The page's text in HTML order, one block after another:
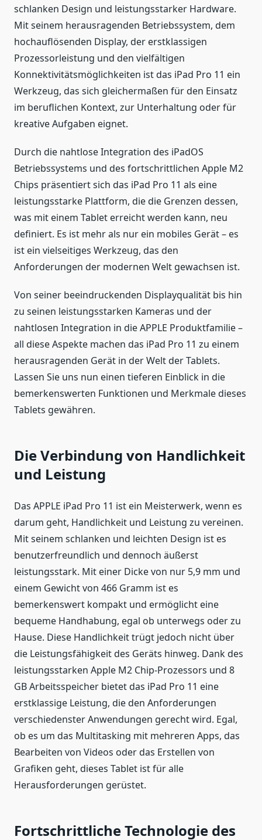
schlanken Design und leistungsstarker Hardware.
Mit seinem herausragenden Betriebssystem, dem
hochauflösenden Display, der erstklassigen
Prozessorleistung und den vielfältigen
Konnektivitätsmöglichkeiten ist das iPad Pro 11 ein
Werkzeug, das sich gleichermaßen für den Einsatz
im beruflichen Kontext, zur Unterhaltung oder für
kreative Aufgaben eignet.
Durch die nahtlose Integration des iPadOS
Betriebssystems und des fortschrittlichen Apple M2
Chips präsentiert sich das iPad Pro 11 als eine
leistungsstarke Plattform, die die Grenzen dessen,
was mit einem Tablet erreicht werden kann, neu
definiert. Es ist mehr als nur ein mobiles Gerät – es
ist ein vielseitiges Werkzeug, das den
Anforderungen der modernen Welt gewachsen ist.
Von seiner beeindruckenden Displayqualität bis hin
zu seinen leistungsstarken Kameras und der
nahtlosen Integration in die APPLE Produktfamilie –
all diese Aspekte machen das iPad Pro 11 zu einem
herausragenden Gerät in der Welt der Tablets.
Lassen Sie uns nun einen tieferen Einblick in die
bemerkenswerten Funktionen und Merkmale dieses
Tablets gewähren.
Die Verbindung von Handlichkeit
und Leistung
Das APPLE iPad Pro 11 ist ein Meisterwerk, wenn es
darum geht, Handlichkeit und Leistung zu vereinen.
Mit seinem schlanken und leichten Design ist es
benutzerfreundlich und dennoch äußerst
leistungsstark. Mit einer Dicke von nur 5,9 mm und
einem Gewicht von 466 Gramm ist es
bemerkenswert kompakt und ermöglicht eine
bequeme Handhabung, egal ob unterwegs oder zu
Hause. Diese Handlichkeit trügt jedoch nicht über
die Leistungsfähigkeit des Geräts hinweg. Dank des
leistungsstarken Apple M2 Chip-Prozessors und 8
GB Arbeitsspeicher bietet das iPad Pro 11 eine
erstklassige Leistung, die den Anforderungen
verschiedenster Anwendungen gerecht wird. Egal,
ob es um das Multitasking mit mehreren Apps, das
Bearbeiten von Videos oder das Erstellen von
Grafiken geht, dieses Tablet ist für alle
Herausforderungen gerüstet.
Fortschrittliche Technologie des